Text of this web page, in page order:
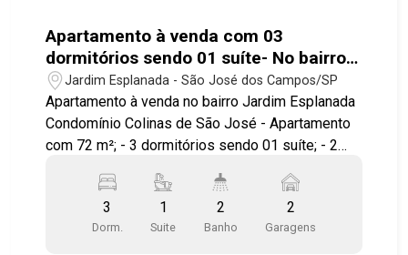
Apartamento à venda com 03
dormitórios sendo 01 suíte- No bairro
Jardim Esplanada
Jardim Esplanada - São José dos Campos/SP
Apartamento à venda no bairro Jardim Esplanada
Condomínio Colinas de São José - Apartamento
com 72 m²; - 3 dormitórios sendo 01 suíte; - 2
sendo 01 suíte; - Armários planejados; - Banheiro
social; - Sala para 02 ambientes; - Cozinha
planejada; - Área de serviço; - 2 vagas de
3
Dorm.
1
Suite
2
Banho
2
Garagens